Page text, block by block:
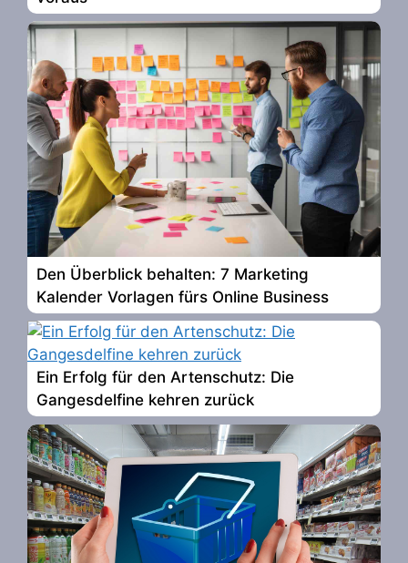
Den Überblick behalten: 7 Marketing
Kalender Vorlagen fürs Online Business
Ein Erfolg für den Artenschutz: Die
Gangesdelfine kehren zurück